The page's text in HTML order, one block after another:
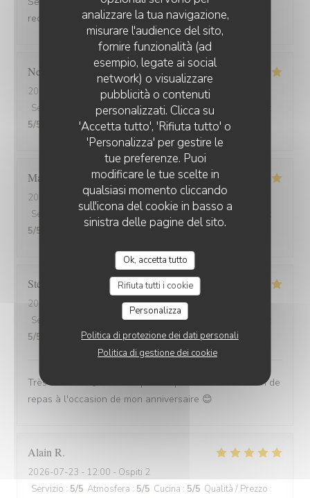
analizzare la tua navigazione,
misurare l'audience del sito,
fornire funzionalità (ad
esempio, legate ai social
network) o visualizzare
pubblicità o contenuti
personalizzati. Clicca su
'Accetta tutto', 'Rifiuta tutto' o
'Personalizza' per gestire le
tue preferenze. Puoi
modificare le tue scelte in
qualsiasi momento cliccando
sull'icona del cookie in basso a
sinistra delle pagine del sito.
Ok, accetta tutto
Rifiuta tutti i cookie
Personalizza
Politica di protezione dei dati personali
Politica di gestione dei cookie
recommandons, jamais déçu.
Nelly
2026-07-31
- 20:00 - Ospiti 2
Servizio
Atmosfera: 5/5 Cucina:5/5 Qualità / Prezzo
5/5
Marion
2026-07-30
- 19:30 - Ospiti 2
Servizio
/5 Atmosfera: 5/5 Cucina : 5 /5 Qualità / Prezzo
5/5
Stéphanie
2026-07-22
- 19:30 - Ospiti 3
Servizio
Atmosfera:5/5 Cucina:5
5/5
Très très bien 👍 et merci pour la petite attention en fin de
repas à l'occasion de mon anniversaire 😊
Alain R
2026-07-23 - 12:00 - Ospiti 2
Servizio : 5/5 Atmosfera : 5/5 Cucina : 5/5 Qualità / Prezzo :